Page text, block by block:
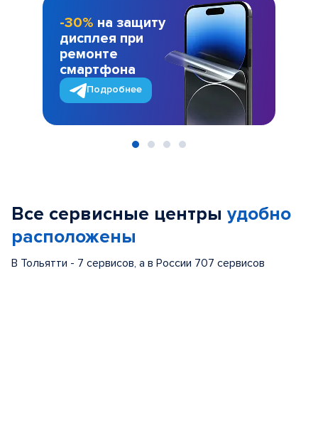
-30% на защиту
дисплея при
ремонте
смартфона
Подробнее
Все сервисные центры удобно
расположены
В Тольятти - 7 сервисов, а в России 707 сервисов